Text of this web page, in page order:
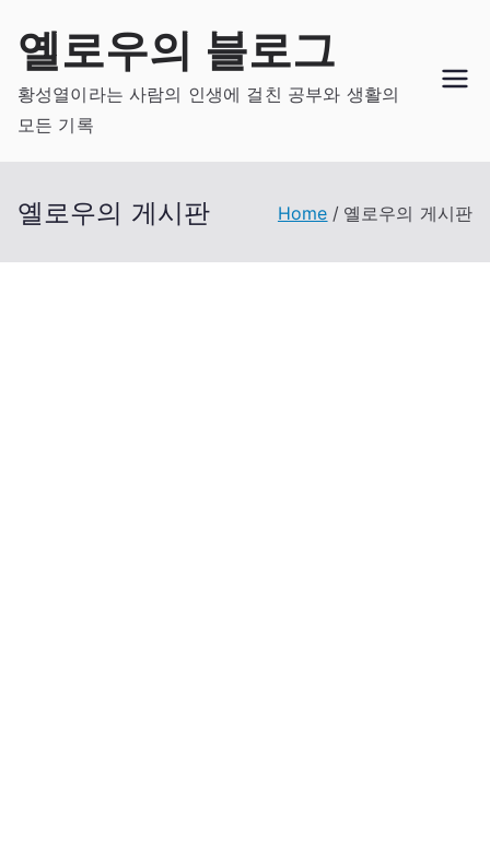
content
옐로우의 블로그
황성열이라는 사람의 인생에 걸친 공부와 생활의
모든 기록
옐로우의 게시판 Home 옐로우의 게시판